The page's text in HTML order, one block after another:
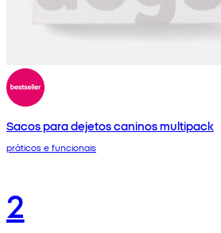
Sacos para dejetos caninos multipack
práticos e funcionais
2